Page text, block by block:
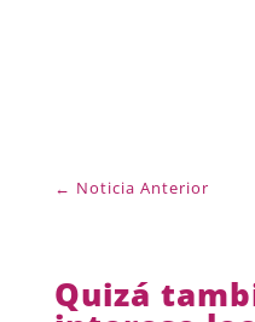
← Noticia Anterior
Quizá